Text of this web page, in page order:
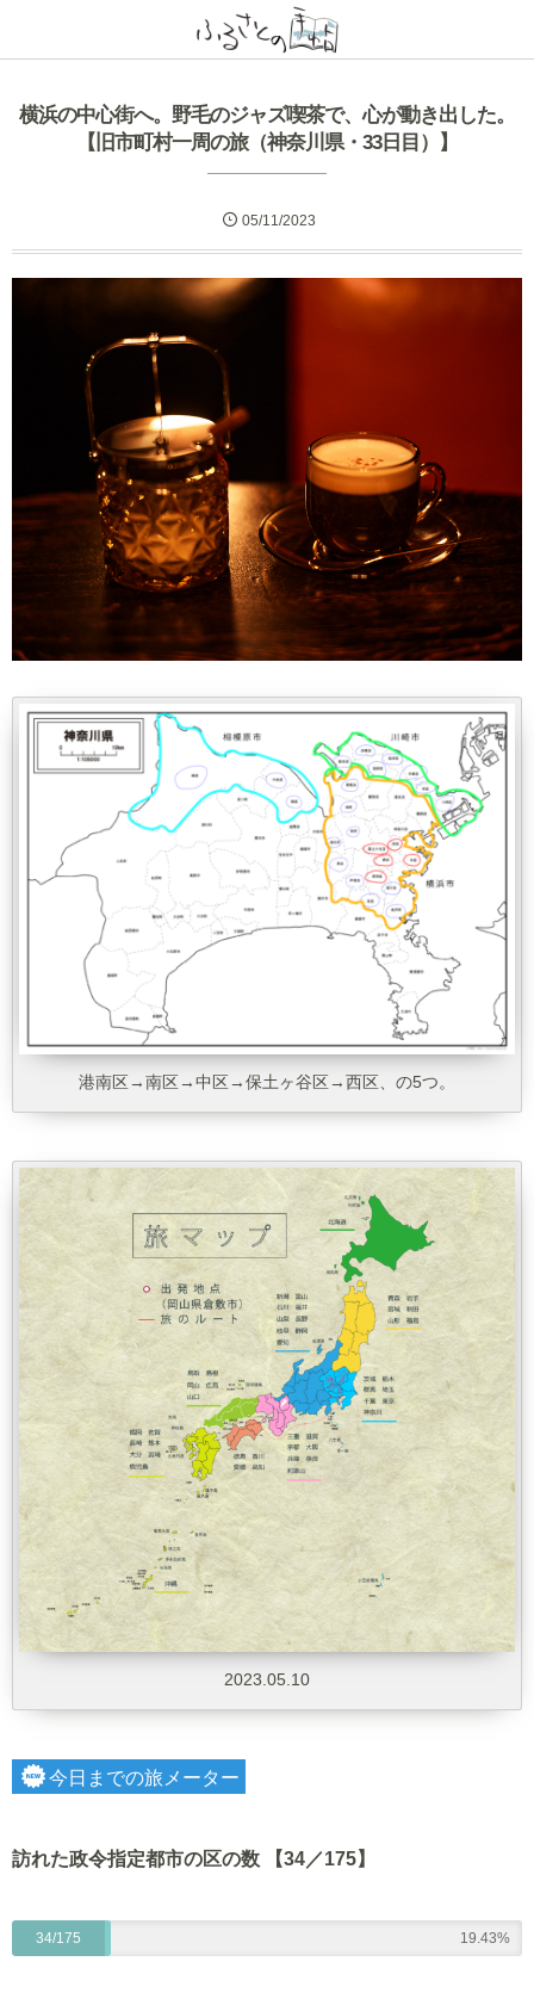
横浜の中心街へ。野毛のジャズ喫茶で、心が動き出した。
【旧市町村一周の旅（神奈川県・33日目）】
05/11/2023
港南区→南区→中区→保土ヶ谷区→西区、の5つ。
2023.05.10
今日までの旅メーター
訪れた政令指定都市の区の数 【34／175】
34/175 19.43%